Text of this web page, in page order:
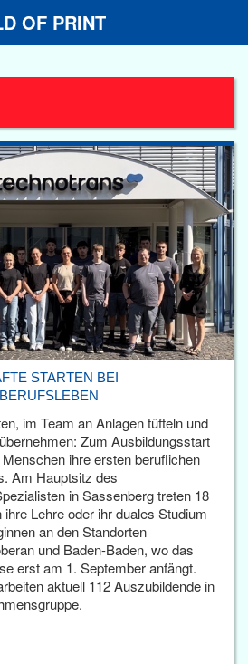
OF PRINT
STARTEN BEI
im Team an Anlagen tüfteln und
Zum Ausbildungsstart
ihre ersten beruflichen
Am Hauptsitz des
in Sassenberg treten 18
Lehre oder ihr duales Studium
an den Standorten
und Baden-Baden, wo das
erst am 1. September anfängt.
aktuell 112 Auszubildende in